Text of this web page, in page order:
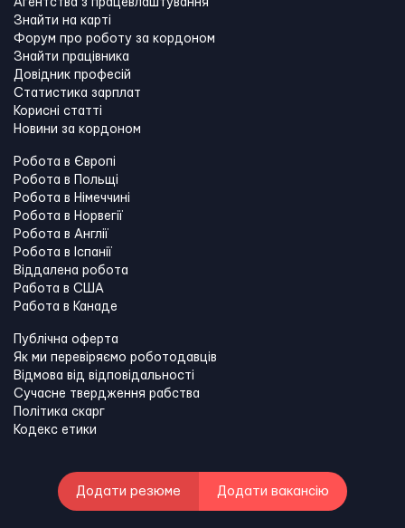
Агентства з працевлаштування
Знайти на карті
Форум про роботу за кордоном
Знайти працівника
Довідник професій
Статистика зарплат
Корисні статті
Новини за кордоном
Робота в Європі
Робота в Польщі
Робота в Німеччині
Робота в Норвегії
Робота в Англії
Робота в Іспанії
Віддалена робота
Работа в США
Работа в Канадe
Публічна оферта
Як ми перевіряємо роботодавців
Відмова від відповідальності
Сучасне твердження рабства
Політика скарг
Кодекс етики
Додати резюме Додати вакансію